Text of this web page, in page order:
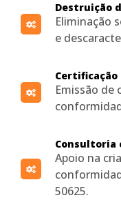
Destruição
Eliminação
e
Certificação
Emissão de
Consultoria
Apoio na
50625.